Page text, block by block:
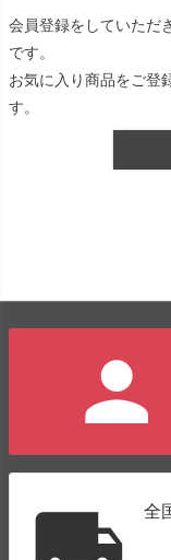
会員登録をしていただ
です。
お気に入り商品をご登
す。
全